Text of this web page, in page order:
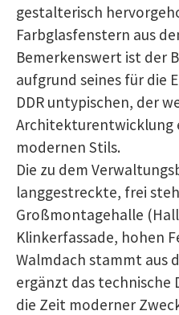
gestalterisch
Farbglasfenstern aus
Bemerkenswert ist der
aufgrund seines für die
DDR untypischen, der
Architekturentwicklung
modernen Stils.
Die zu dem
langgestreckte, frei
Großmontagehalle
Klinkerfassade, hohen
Walmdach stammt aus
ergänzt das technische
die Zeit moderner